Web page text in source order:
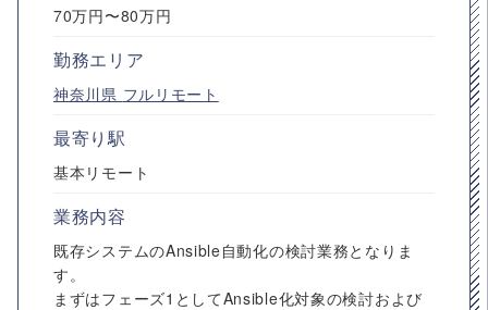
70万円〜80万円
勤務エリア
神奈川県 フルリモート
最寄り駅
基本リモート
業務内容
既存システムのAnsible自動化の検討業務となりま
す。
まずはフェーズ1としてAnsible化対象の検討および